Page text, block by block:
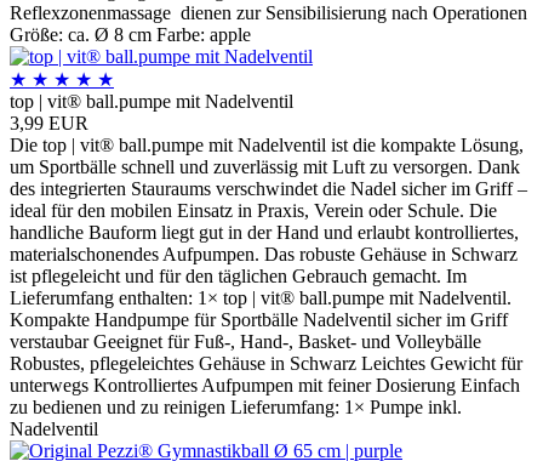
Reflexzonenmassage dienen zur Sensibilisierung nach Operationen
Größe: ca. Ø 8 cm Farbe: apple
★ ★ ★ ★ ★
top | vit® ball.pumpe mit Nadelventil
3,99 EUR
Die top | vit® ball.pumpe mit Nadelventil ist die kompakte Lösung,
um Sportbälle schnell und zuverlässig mit Luft zu versorgen. Dank
des integrierten Stauraums verschwindet die Nadel sicher im Griff –
ideal für den mobilen Einsatz in Praxis, Verein oder Schule. Die
handliche Bauform liegt gut in der Hand und erlaubt kontrolliertes,
materialscho­nendes Aufpumpen. Das robuste Gehäuse in Schwarz
ist pflegeleicht und für den täglichen Gebrauch gemacht. Im
Lieferumfang enthalten: 1× top | vit® ball.pumpe mit Nadelventil.
Kompakte Handpumpe für Sportbälle Nadelventil sicher im Griff
verstaubar Geeignet für Fuß-, Hand-, Basket- und Volleybälle
Robustes, pflegeleichtes Gehäuse in Schwarz Leichtes Gewicht für
unterwegs Kontrolliertes Aufpumpen mit feiner Dosierung Einfach
zu bedienen und zu reinigen Lieferumfang: 1× Pumpe inkl.
Nadelventil